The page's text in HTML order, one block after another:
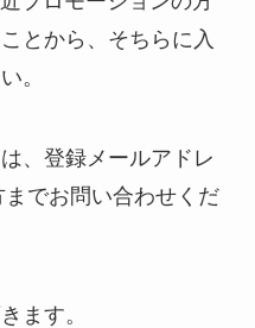
とから、そちらに入
。
、登録メールアドレ
でお問い合わせくだ
ます。